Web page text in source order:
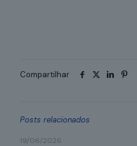
Compartilhar
Posts relacionados
19/06/2026